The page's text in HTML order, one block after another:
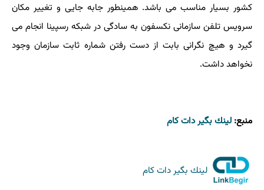
کشور بسیار مناسب می باشد. همینطور جابه جایی و تغییر مکان
سرویس تلفن سازمانی نکسفون به سادگی در شبکه رسپینا انجام می
گیرد و هیچ نگرانی بابت از دست رفتن شماره ثابت سازمان وجود
نخواهد داشت.
منبع: لینك بگیر دات كام
لینك بگیر دات كام